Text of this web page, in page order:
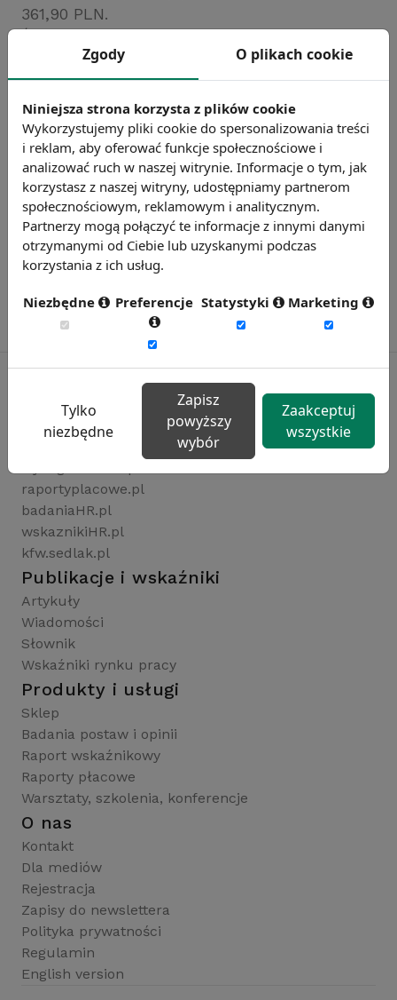
361,90 PLN.
Chcesz wiedzieć więcej?
Rynekpracy.pl
raportyplacowe.pl
badaniaHR.pl
wskaznikiHR.pl
kfw.sedlak.pl
Publikacje i wskaźniki
Artykuły
Wiadomości
Słownik
Wskaźniki rynku pracy
Produkty i usługi
Sklep
Badania postaw i opinii
Raport wskaźnikowy
Raporty płacowe
Warsztaty, szkolenia, konferencje
O nas
Kontakt
Dla mediów
Rejestracja
Zapisy do newslettera
Polityka prywatności
Regulamin
English version
Zgody O plikach cookie
Niniejsza strona korzysta z plików cookie
Wykorzystujemy pliki cookie do spersonalizowania treści
i reklam, aby oferować funkcje społecznościowe i
analizować ruch w naszej witrynie. Informacje o tym, jak
korzystasz z naszej witryny, udostępniamy partnerom
społecznościowym, reklamowym i analitycznym.
Partnerzy mogą połączyć te informacje z innymi danymi
otrzymanymi od Ciebie lub uzyskanymi podczas
korzystania z ich usług.
Niezbędne Preferencje Statystyki Marketing
Tylko
niezbędne
Zapisz
powyższy
wybór
Zaakceptuj
wszystkie